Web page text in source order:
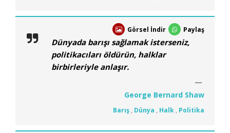
Görsel İndir Paylaş
Dünyada barışı sağlamak isterseniz,
politikacıları öldürün, halklar
birbirleriyle anlaşır.
George Bernard Shaw
Barış , Dünya , Halk , Politika